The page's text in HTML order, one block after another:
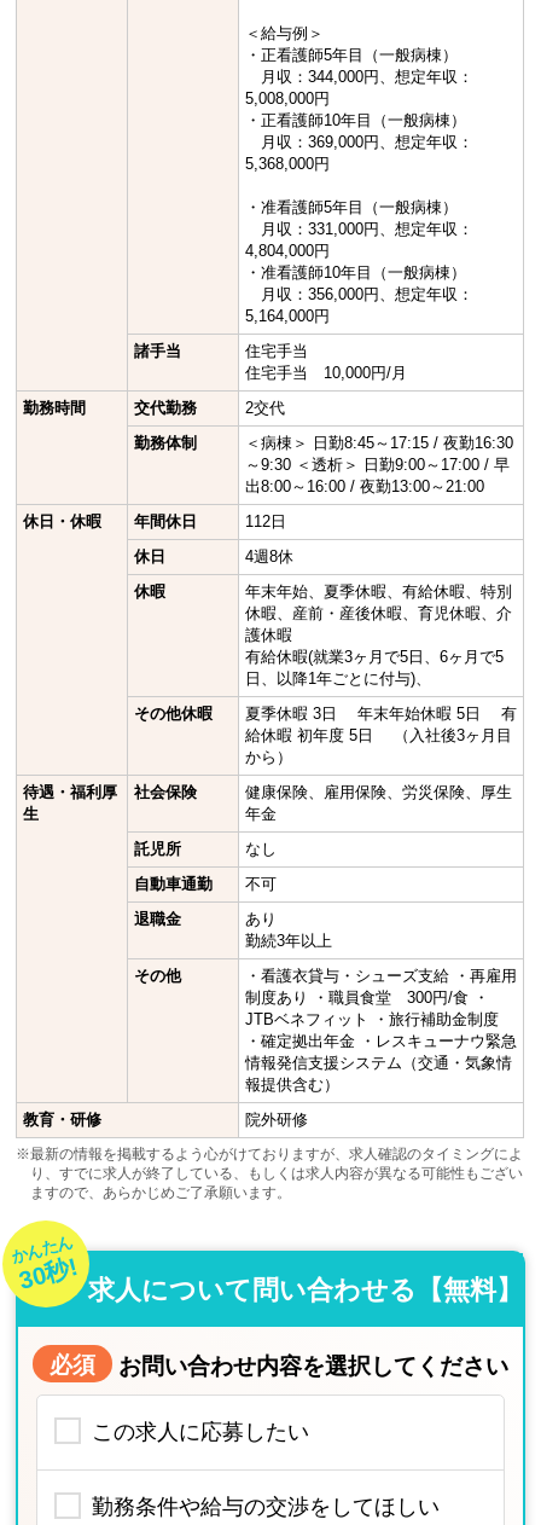
＜給与例＞
・正看護師5年目（一般病棟）
月収：344,000円、想定年収：
5,008,000円
・正看護師10年目（一般病棟）
月収：369,000円、想定年収：
5,368,000円
・准看護師5年目（一般病棟）
月収：331,000円、想定年収：
4,804,000円
・准看護師10年目（一般病棟）
月収：356,000円、想定年収：
5,164,000円
諸手当
住宅手当
住宅手当 10,000円/月
勤務時間
交代勤務
2交代
勤務体制
＜病棟＞ 日勤8:45～17:15 / 夜勤16:30
～9:30 ＜透析＞ 日勤9:00～17:00 / 早
出8:00～16:00 / 夜勤13:00～21:00
休日・休暇
年間休日
112日
休日
4週8休
休暇
年末年始、夏季休暇、有給休暇、特別
休暇、産前・産後休暇、育児休暇、介
護休暇
有給休暇(就業3ヶ月で5日、6ヶ月で5
日、以降1年ごとに付与)、
その他休暇
夏季休暇 3日 年末年始休暇 5日 有
給休暇 初年度 5日 （入社後3ヶ月目
から）
待遇・福利厚
生
社会保険
健康保険、雇用保険、労災保険、厚生
年金
託児所
なし
自動車通勤
不可
退職金
あり
勤続3年以上
その他
・看護衣貸与・シューズ支給 ・再雇用
制度あり ・職員食堂 300円/食 ・
JTBベネフィット ・旅行補助金制度
・確定拠出年金 ・レスキューナウ緊急
情報発信支援システム（交通・気象情
報提供含む）
教育・研修
院外研修
※最新の情報を掲載するよう心がけておりますが、求人確認のタイミングによ
り、すでに求人が終了している、もしくは求人内容が異なる可能性もござい
ますので、あらかじめご了承願います。
かんたん
30秒! 求人について問い合わせる【無料】
必須 お問い合わせ内容を選択してください
この求人に応募したい
勤務条件や給与の交渉をしてほしい